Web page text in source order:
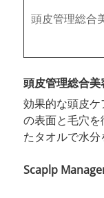
頭皮管理総合
頭皮管理総合
効果的な頭皮
の表面と毛穴
たタオルで水
Scaplp